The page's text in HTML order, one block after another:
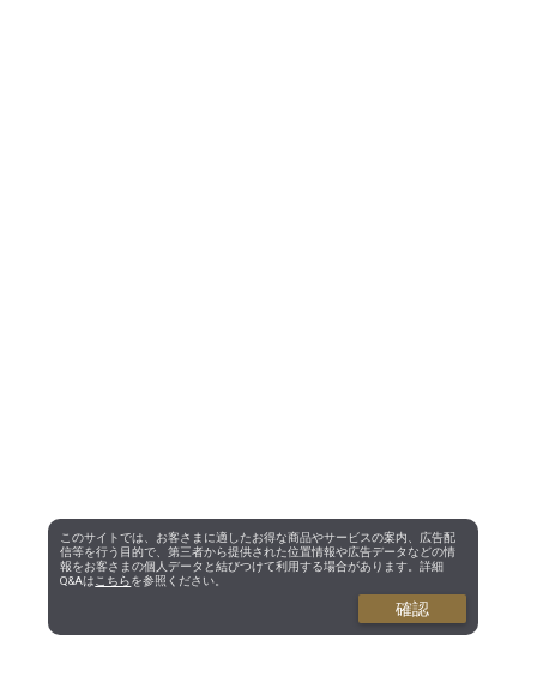
このサイトでは、お客さまに適したお得な商品やサービスの案内、広告配
信等を行う目的で、第三者から提供された位置情報や広告データなどの情
報をお客さまの個人データと結びつけて利用する場合があります。詳細
Q&Aは こちらを参照ください。
確認